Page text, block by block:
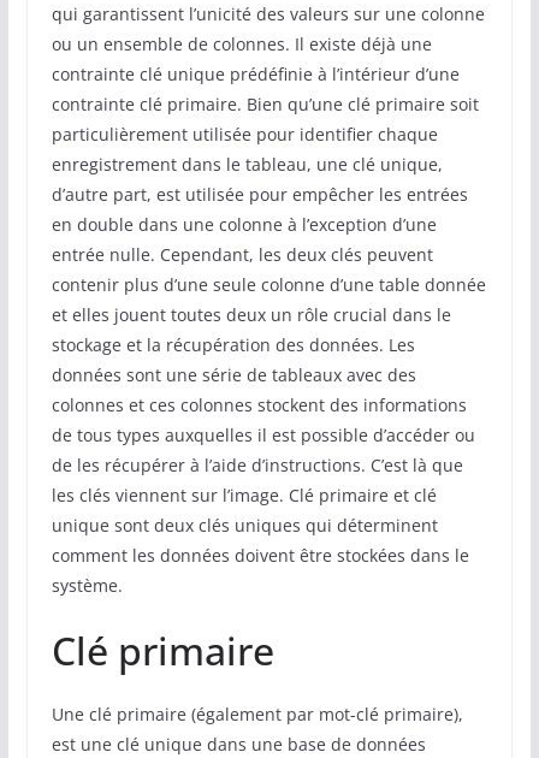
qui garantissent l’unicité des valeurs sur une colonne
ou un ensemble de colonnes. Il existe déjà une
contrainte clé unique prédéfinie à l’intérieur d’une
contrainte clé primaire. Bien qu’une clé primaire soit
particulièrement utilisée pour identifier chaque
enregistrement dans le tableau, une clé unique,
d’autre part, est utilisée pour empêcher les entrées
en double dans une colonne à l’exception d’une
entrée nulle. Cependant, les deux clés peuvent
contenir plus d’une seule colonne d’une table donnée
et elles jouent toutes deux un rôle crucial dans le
stockage et la récupération des données. Les
données sont une série de tableaux avec des
colonnes et ces colonnes stockent des informations
de tous types auxquelles il est possible d’accéder ou
de les récupérer à l’aide d’instructions. C’est là que
les clés viennent sur l’image. Clé primaire et clé
unique sont deux clés uniques qui déterminent
comment les données doivent être stockées dans le
système.
Clé primaire
Une clé primaire (également par mot-clé primaire),
est une clé unique dans une base de données